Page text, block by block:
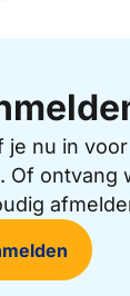
je nu in
Of ontvang